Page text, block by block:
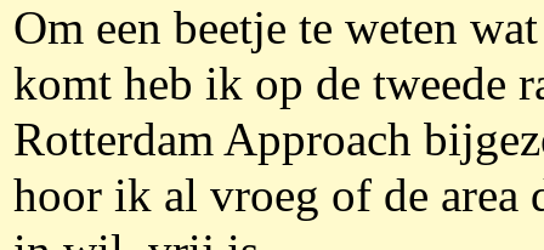
Om een beetje te weten
komt heb ik op de tweede
Rotterdam Approach
hoor ik al vroeg of de area